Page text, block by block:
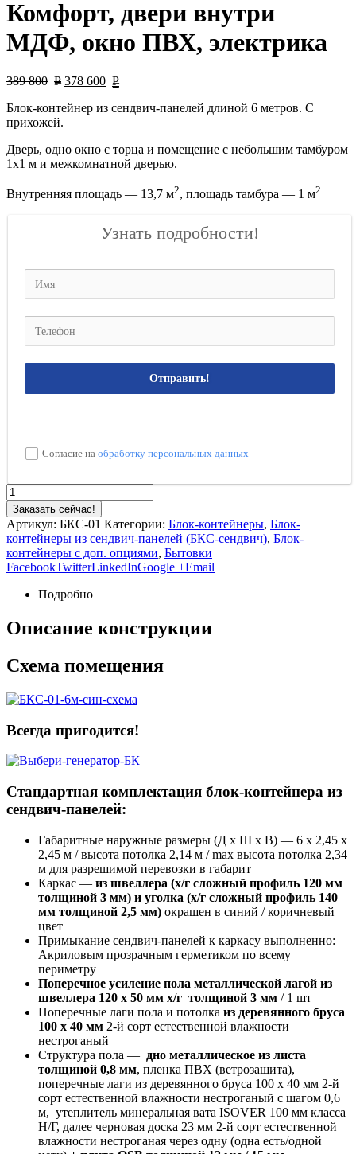
Комфорт, двери внутри
МДФ, окно ПВХ, электрика
389 800 Р 378 600 Р
Блок-контейнер из сендвич-панелей длиной 6 метров. С
прихожей.
Дверь, одно окно с торца и помещение с небольшим тамбуром
1х1 м и межкомнатной дверью.
Внутренняя площадь — 13,7 м2, площадь тамбура — 1 м2
Узнать подробности!
Отправить!
Согласие на обработку персональных данных
Заказать сейчас!
Артикул: БКС-01 Категории: Блок-контейнеры, Блок-
контейнеры из сендвич-панелей (БКС-сендвич), Блок-
контейнеры с доп. опциями, Бытовки
FacebookTwitterLinkedInGoogle +Email
Подробно
Описание конструкции
Схема помещения
Всегда пригодится!
Стандартная комплектация блок-контейнера из
сендвич-панелей:
Габаритные наружные размеры (Д х Ш х В) — 6 х 2,45 х
2,45 м / высота потолка 2,14 м / max высота потолка 2,34
м для разрешимой перевозки в габарит
Каркас — из швеллера (х/г сложный профиль 120 мм
толщиной 3 мм) и уголка (х/г сложный профиль 140
мм толщиной 2,5 мм) окрашен в синий / коричневый
цвет
Примыкание сендвич-панелей к каркасу выполненно:
Акриловым прозрачным герметиком по всему
периметру
Поперечное усиление пола металлической лагой из
швеллера 120 х 50 мм х/г толщиной 3 мм / 1 шт
Поперечные лаги пола и потолка из деревянного бруса
100 х 40 мм 2-й сорт естественной влажности
нестроганый
Структура пола — дно металлическое из листа
толщиной 0,8 мм, пленка ПВХ (ветрозащита),
поперечные лаги из деревянного бруса 100 х 40 мм 2-й
сорт естественной влажности нестроганый с шагом 0,6
м, утеплитель минеральная вата ISOVER 100 мм класса
Н/Г, далее черновая доска 23 мм 2-й сорт естественной
влажности нестроганая через одну (одна есть/одной